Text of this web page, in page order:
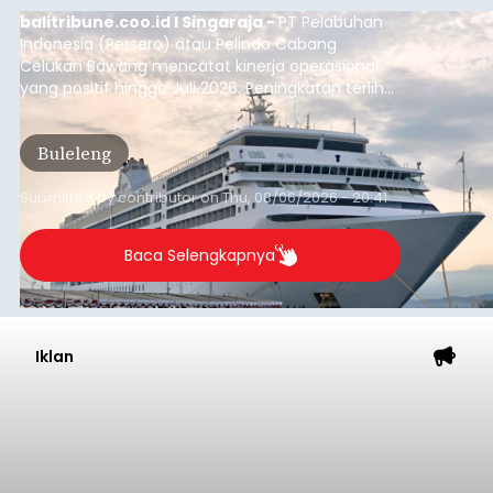
balitribune.coo.id I Singaraja -PT Pelabuhan
Indonesia (Persero) atau Pelindo Cabang
Celukan Bawang mencatat kinerja operasional
yang positif hingga Juli 2026. Peningkatan terlihat
dari arus kapal yang mencapai 1,48 juta Gross
Tonnage (GT), atau tumbuh 12,4 persen
dibandingkan periode yang sama tahun lalu
yang tercatat sebesar 1,32 juta GT.
Buleleng
Submitted bycontributoronThu, 08/06/2026 - 20:41
Baca Selengkapnya
Iklan